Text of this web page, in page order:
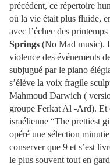
précédent, ce répertoire
où la vie était plus fluide,
avec l’échec des printemps
Springs (No Mad music).
violence des événements
subjugué par le piano
s’élève la voix fragile
Mahmoud Darwich (
groupe Ferkat Al -Ard). Et
israélienne “The prettiest
opéré une sélection
conserver que 9 et s’est
le plus souvent tout en